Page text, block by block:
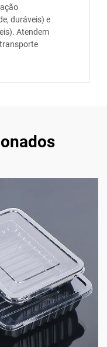
duráveis) e
Atendem